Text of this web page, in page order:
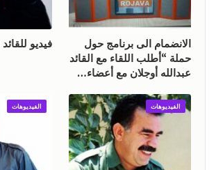
الانضمام الى برنامج حول
حملة “أطلب اللقاء مع القائد
عبدالله أوجلان مع أعضاء…
فيديو
الفيديوهات الفيديوهات